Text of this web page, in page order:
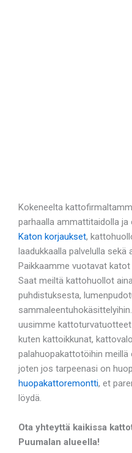
Kokeneelta
parhaalla ammattitaidolla ja
Katon korjaukset,
laadukkaalla palvelulla sekä
Paikkaamme vuotavat
Saat meiltä kattohuollot
puhdistuksesta,
uusimme
kuten kattoikkunat,
palahuopakattotöihin
joten jos tarpeenasi on
huopakattoremontti, et
löydä.
Ota yhteyttä kaikissa
Puumalan alueella!